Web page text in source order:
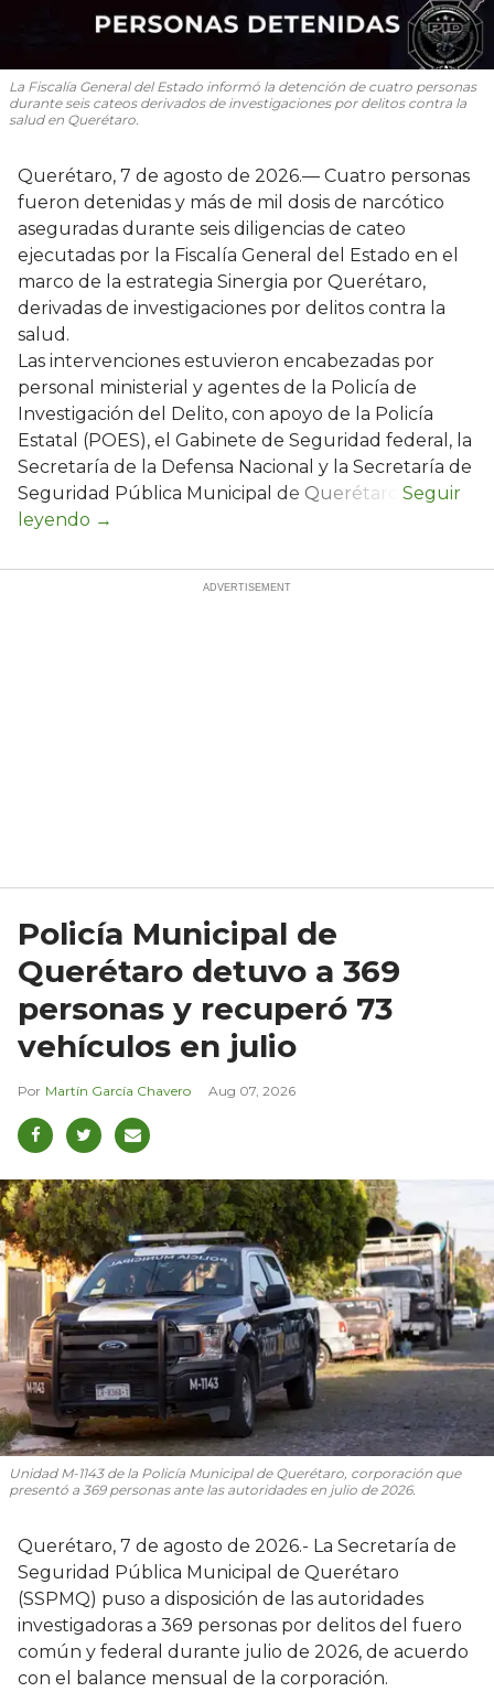
La Fiscalía General del Estado informó la detención de cuatro personas
durante seis cateos derivados de investigaciones por delitos contra la
salud en Querétaro.
Querétaro, 7 de agosto de 2026.— Cuatro personas
fueron detenidas y más de mil dosis de narcótico
aseguradas durante seis diligencias de cateo
ejecutadas por la Fiscalía General del Estado en el
marco de la estrategia Sinergia por Querétaro,
derivadas de investigaciones por delitos contra la
salud.
Las intervenciones estuvieron encabezadas por
personal ministerial y agentes de la Policía de
Investigación del Delito, con apoyo de la Policía
Estatal (POES), el Gabinete de Seguridad federal, la
Secretaría de la Defensa Nacional y la Secretaría de
Seguridad Pública Municipal de Querétaro.
Policía Municipal de
Querétaro detuvo a 369
personas y recuperó 73
vehículos en julio
Martín García Chavero Aug 07, 2026
Unidad M-1143 de la Policía Municipal de Querétaro, corporación que
presentó a 369 personas ante las autoridades en julio de 2026.
Querétaro, 7 de agosto de 2026.- La Secretaría de
Seguridad Pública Municipal de Querétaro
(SSPMQ) puso a disposición de las autoridades
investigadoras a 369 personas por delitos del fuero
común y federal durante julio de 2026, de acuerdo
con el balance mensual de la corporación.